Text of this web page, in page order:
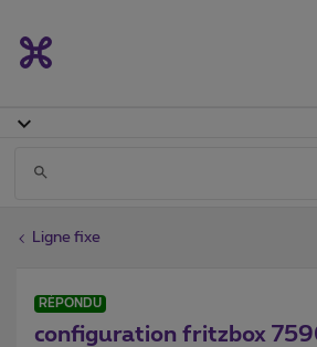
Ligne fixe
RÉPONDU
configuration fritzbox